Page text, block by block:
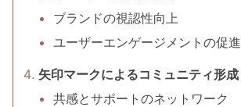
ブランドの視認性向上
ユーザーエンゲージメントの促進
矢印マークによるコミュニティ形成
共感とサポートのネットワーク